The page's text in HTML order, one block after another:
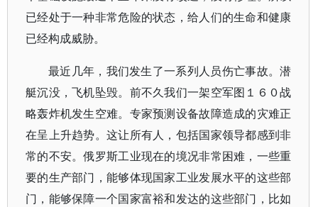
已经处于一种非常危险的状态，给人们的生命和健康
已经构成威胁。
最近几年，我们发生了一系列人员伤亡事故。潜
艇沉没，飞机坠毁。前不久我们一架空军图１６０战
略轰炸机发生空难。专家预测设备故障造成的灾难正
在呈上升趋势。这让所有人，包括国家领导都感到非
常的不安。俄罗斯工业现在的境况非常困难，一些重
要的生产部门，能够体现国家工业发展水平的这些部
门，能够保障一个国家富裕和发达的这些部门，比如